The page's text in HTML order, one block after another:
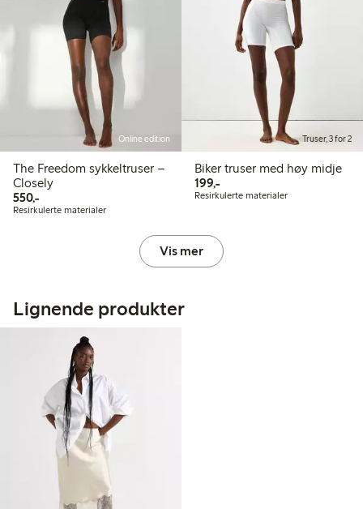
Online edition
The Freedom sykkeltruser –
Closely
550,-550,00 kr
Resirkulerte materialer
Truser, 3 for 2
Biker truser med høy midje
199,-199,00 kr
Resirkulerte materialer
Vis mer
Lignende produkter